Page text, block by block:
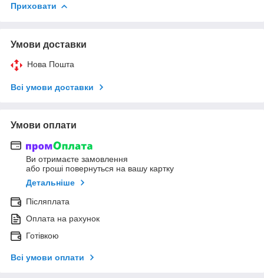
Приховати
Умови доставки
Нова Пошта
Всі умови доставки
Умови оплати
Ви отримаєте замовлення
або гроші повернуться на вашу картку
Детальніше
Післяплата
Оплата на рахунок
Готівкою
Всі умови оплати